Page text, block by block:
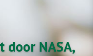
door NASA,